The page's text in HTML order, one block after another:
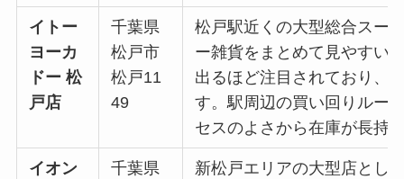
イトー
ヨーカ
ドー 松
戸店
千葉県
松戸市
松戸11
49
松戸駅近くの大型総合スー
ー雑貨をまとめて見やすい
出るほど注目されており、
す。駅周辺の買い回りルー
セスのよさから在庫が長持
イオン
千葉県
新松戸エリアの大型店とし